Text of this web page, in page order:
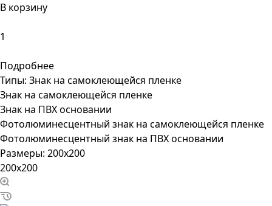
В корзину
Подробнее
Типы: Знак на самоклеющейся пленке
Знак на самоклеющейся пленке
Знак на ПВХ основании
Фотолюминесцентный знак на самоклеющейся пленке
Фотолюминесцентный знак на ПВХ основании
Размеры: 200x200
200x200